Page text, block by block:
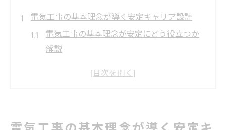
電気工事の基本理念が導く安定キャリア設計
電気工事の基本理念が安定にどう役立つか
解説